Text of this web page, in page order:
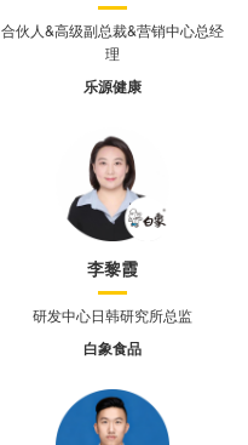
合伙人&高级副总裁&营销中心总经
理
乐源健康
李黎霞
研发中心日韩研究所总监
白象食品